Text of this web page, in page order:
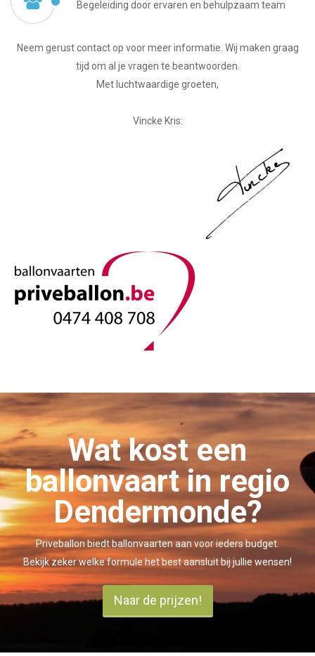
Begeleiding door ervaren en behulpzaam team
Neem gerust contact op voor meer informatie. Wij maken graag
tijd om al je vragen te beantwoorden.
Met luchtwaardige groeten,
Vincke Kris:
Wat kost een
ballonvaart in regio
Dendermonde?
Priveballon biedt ballonvaarten aan voor ieders budget.
Bekijk zeker welke formule het best aansluit bij jullie wensen!
Naar de prijzen!